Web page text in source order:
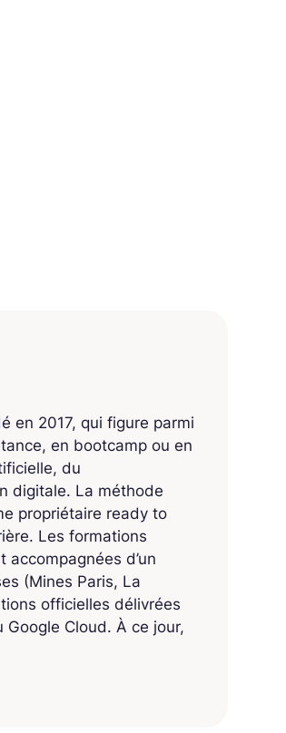
en 2017, qui figure parmi
en bootcamp ou en
du
digitale. La méthode
propriétaire ready to
Les formations
d’un
(Mines Paris, La
officielles délivrées
Cloud. À ce jour,